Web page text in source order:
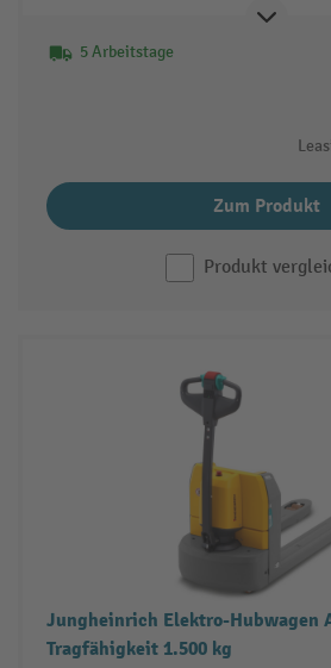
5 Arbeitstage
Zum Produkt
Produkt
Jungheinrich Elektro-Hubwagen
Tragfähigkeit 1.500 kg